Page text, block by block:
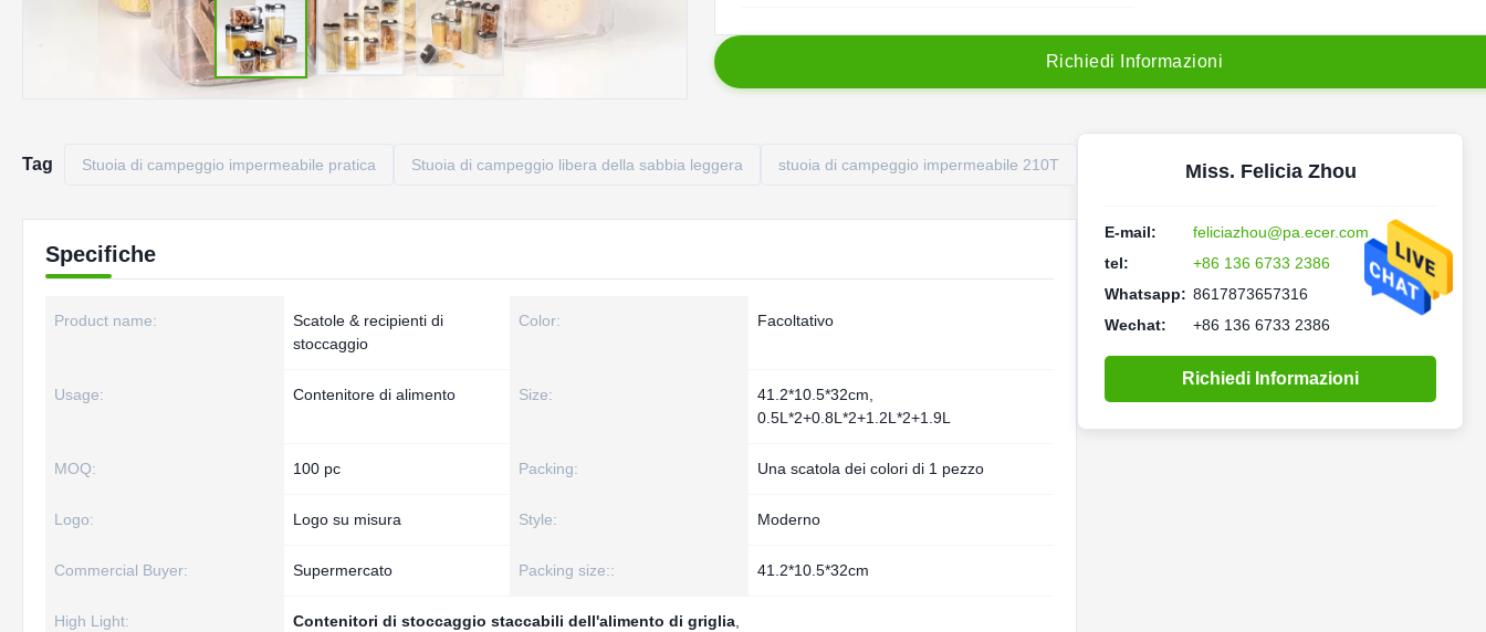
Richiedi nformazioni
Tag Stuoia di campeggio impermeabile pratica Stuoia di campeggio libera della sabbia leggera stuoia di campeggio impermeabile 210T
Specifiche
Product name:
Scatole & recipienti di
stoccaggio
Color: Facoltativo
Usage: Contenitore di alimento Size:
41.2*10.5*32cm,
0.5L*2+0.8L*2+1.2L*2+1.9L
MOQ: 100 pc Packing: Una scatola dei colori di 1 pezzo
Logo: Logo su misura Style: Moderno
Commercial Buyer: Supermercato Packing size:: 41.2*10.5*32cm
High Light: Contenitori di stoccaggio staccabili dell'alimento di griglia
Miss. Felicia Zhou
E-mail:
feliciazhou@pa.ecer.com
tel:
+86 136 6733 2386
Whatsapp: 8617873657316
Wechat:
+86 136 6733 2386
Richiedi Informazioni